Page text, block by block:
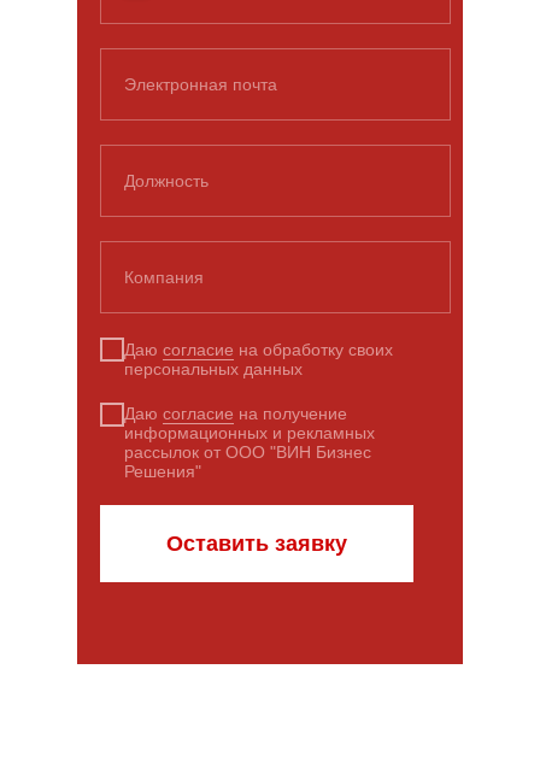
Электронная почта
Должность
Компания
Даю согласие на обработку своих
персональных данных
Даю согласие на получение
информационных и рекламных
рассылок от ООО "ВИН Бизнес
Решения"
Оставить заявку